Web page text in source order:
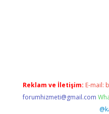
Reklam ve İletişim: E-mail:
forumhizmeti@gmail.com